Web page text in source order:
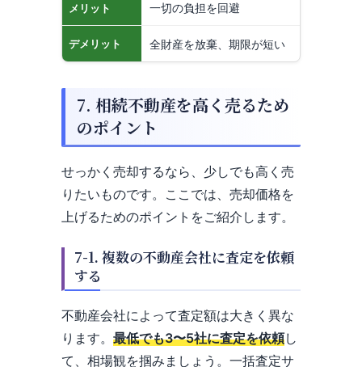
メリット 一切の負担を回避
デメリット 全財産を放棄、期限が短い
7. 相続不動産を高く売るため
のポイント
せっかく売却するなら、少しでも高く売
りたいものです。ここでは、売却価格を
上げるためのポイントをご紹介します。
7-1. 複数の不動産会社に査定を依頼
する
不動産会社によって査定額は大きく異な
ります。 最低でも3〜5社に査定を依頼し
て、相場観を掴みましょう。一括査定サ